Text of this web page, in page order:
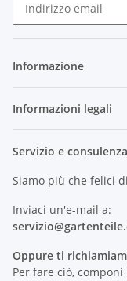
Informazione
Informazioni legali
Servizio e consulenza
Siamo più che felici
Inviaci un'e-mail a:
servizio@gartenteile
Oppure ti
Per fare ciò,